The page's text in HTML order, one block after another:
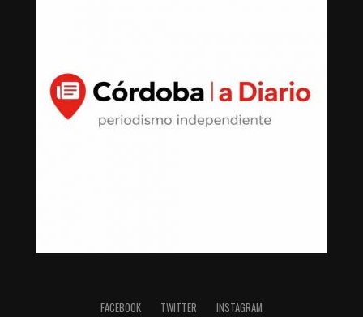
FACEBOOK TWITTER INSTAGRAM